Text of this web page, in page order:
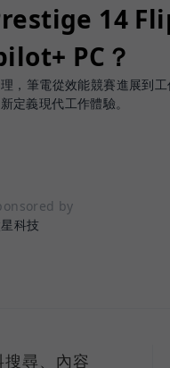
14
PC？
，筆電從效能競賽進展到
定義現代工作體驗。
by
科技
尋、內容